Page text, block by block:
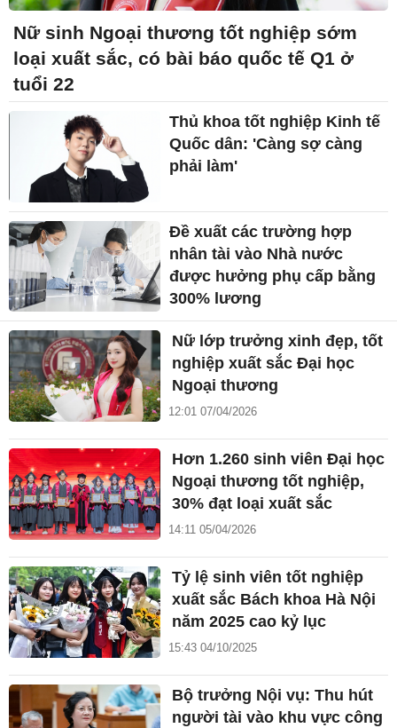
Nữ sinh Ngoại thương tốt nghiệp sớm
loại xuất sắc, có bài báo quốc tế Q1 ở
tuổi 22
Thủ khoa tốt nghiệp Kinh tế
Quốc dân: 'Càng sợ càng
phải làm'
Đề xuất các trường hợp
nhân tài vào Nhà nước
được hưởng phụ cấp bằng
300% lương
Nữ lớp trưởng xinh đẹp, tốt
nghiệp xuất sắc Đại học
Ngoại thương
12:01 07/04/2026
Hơn 1.260 sinh viên Đại học
Ngoại thương tốt nghiệp,
30% đạt loại xuất sắc
14:11 05/04/2026
Tỷ lệ sinh viên tốt nghiệp
xuất sắc Bách khoa Hà Nội
năm 2025 cao kỷ lục
15:43 04/10/2025
Bộ trưởng Nội vụ: Thu hút
người tài vào khu vực công